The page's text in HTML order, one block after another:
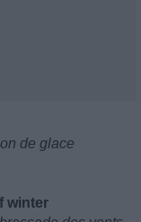
de glace
winter